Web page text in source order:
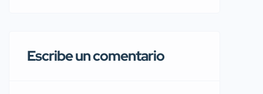
Escribe un comentario